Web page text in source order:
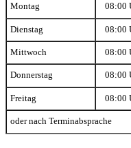
Montag 08:00
Dienstag 08:00
Mittwoch 08:00
Donnerstag 08:00
Freitag 08:00
oder nach Terminabsprache